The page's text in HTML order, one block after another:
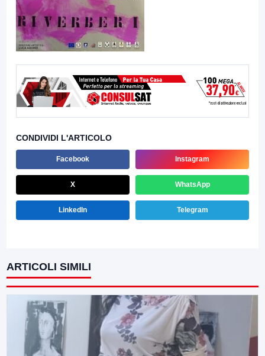
CONDIVIDI L'ARTICOLO
Facebook Instagram
X WhatsApp
LinkedIn Telegram
ARTICOLI SIMILI